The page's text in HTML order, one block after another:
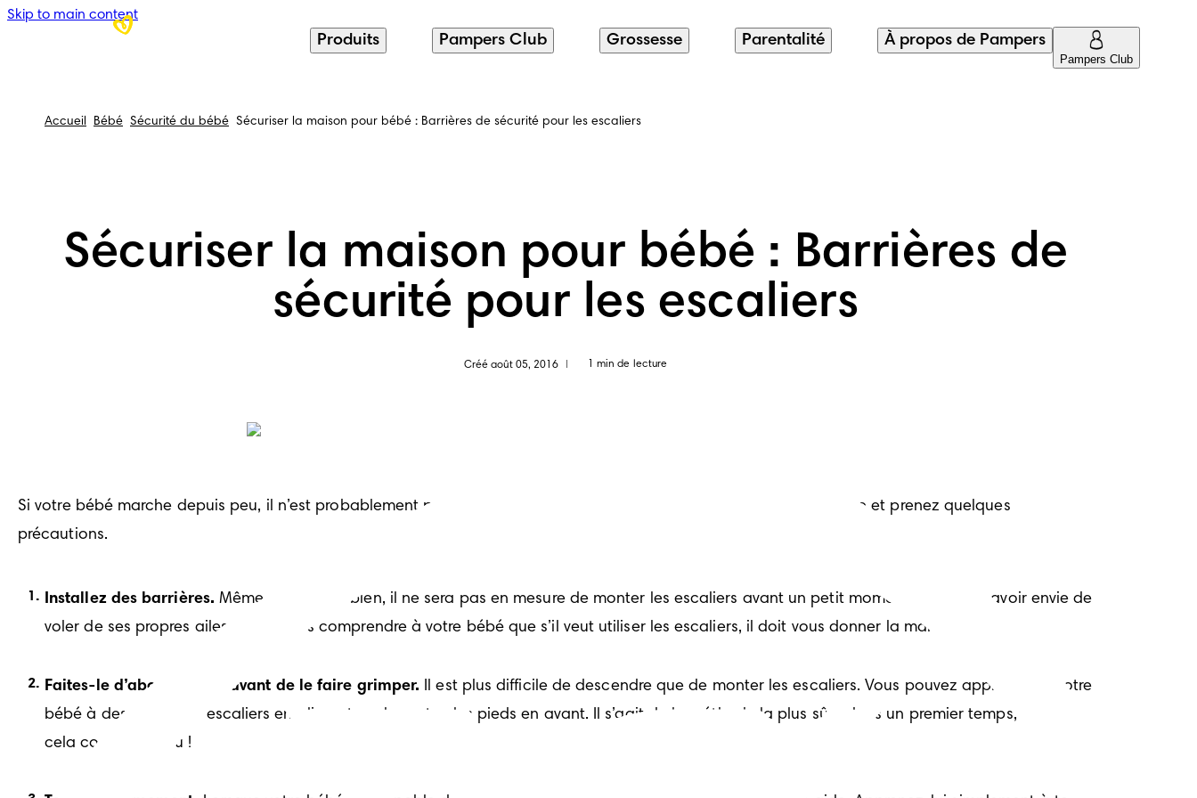
Skip to main content
Produits Pampers Club Grossesse Parentalité À propos de Pampers
Pampers Club
Accueil Bébé Sécurité du bébé Sécuriser la maison pour bébé : Barrières de sécurité pour les escaliers
Sécuriser la maison pour bébé : Barrières de
sécurité pour les escaliers
Créé août 05, 2016 1 min de lecture
Si votre bébé marche depuis peu, il n’est probablement pas encore prêt à grimper les escaliers. Ralentissez le rythme et prenez quelques
précautions.
Installez des barrières. Même s’il marche bien, il ne sera pas en mesure de monter les escaliers avant un petit moment. Il pourrait avoir envie de
voler de ses propres ailes, mais faites comprendre à votre bébé que s’il veut utiliser les escaliers, il doit vous donner la main.
Faites-le d’abord glisser avant de le faire grimper. Il est plus difficile de descendre que de monter les escaliers. Vous pouvez apprendre à votre
bébé à descendre les escaliers en glissant sur le ventre, les pieds en avant. Il s’agit de la méthode la plus sûre dans un premier temps, prenez
cela comme un jeu !